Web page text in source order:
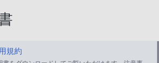
規約